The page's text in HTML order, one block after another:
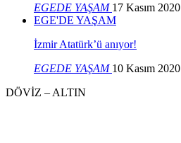
EGEDE YAŞAM 17 Kasım 2020
EGE'DE YAŞAM
İzmir Atatürk’ü anıyor!
EGEDE YAŞAM 10 Kasım 2020
DÖVİZ – ALTIN